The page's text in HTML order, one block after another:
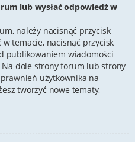
lub wysłać odpowiedź w
należy nacisnąć przycisk
temacie, nacisnąć przycisk
publikowaniem wiadomości
dole strony forum lub strony
użytkownika na
tworzyć nowe tematy,